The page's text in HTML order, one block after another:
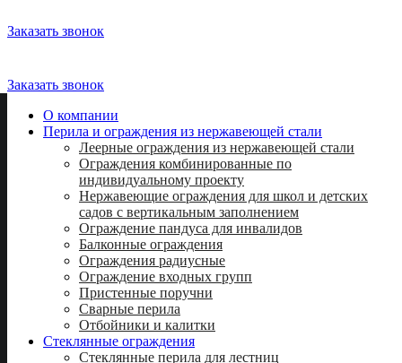
Заказать звонок
Заказать звонок
О компании
Перила и ограждения из нержавеющей стали
Леерные ограждения из нержавеющей стали
Ограждения комбинированные по
индивидуальному проекту
Нержавеющие ограждения для школ и детских
садов с вертикальным заполнением
Ограждение пандуса для инвалидов
Балконные ограждения
Ограждения радиусные
Ограждение входных групп
Пристенные поручни
Сварные перила
Отбойники и калитки
Стеклянные ограждения
Стеклянные перила для лестниц